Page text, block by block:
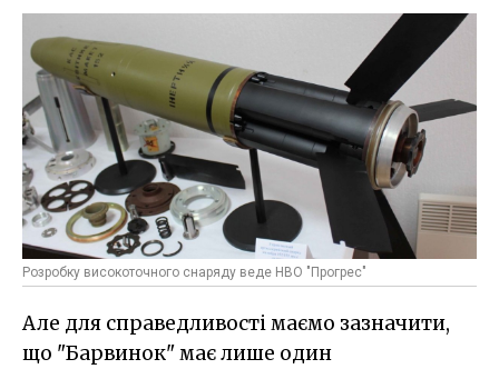
Розробку високоточного снаряду веде НВО "Прогрес"
Але для справедливості маємо зазначити,
що "Барвинок" має лише один